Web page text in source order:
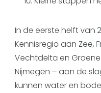
In de eerste helft van
Kennisregio aan Zee,
Vechtdelta en
Nijmegen – aan de
kunnen water en